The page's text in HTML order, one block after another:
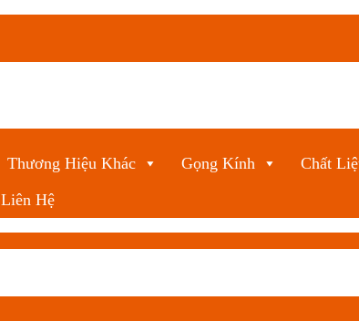
Thương Hiệu Khác Gọng Kính Chất
Liên Hệ